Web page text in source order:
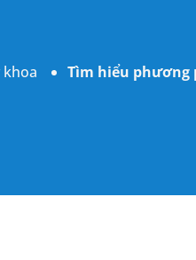
khoa Tìm hiểu phương